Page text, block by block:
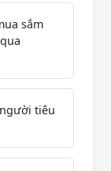
sắm
tiêu